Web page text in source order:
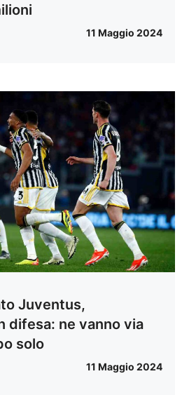
11 Maggio 2024
Juventus,
difesa: ne vanno via
solo
11 Maggio 2024